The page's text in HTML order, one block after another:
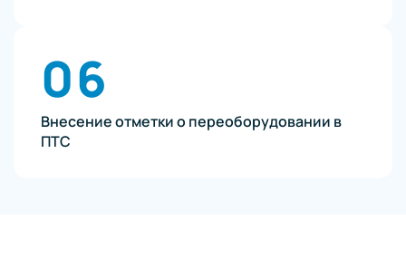
06
Внесение отметки о переоборудовании в
ПТС